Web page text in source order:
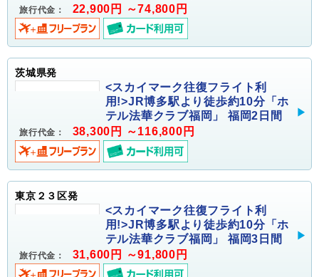
旅行代金： 22,900円 ～74,800円
茨城県発
<スカイマーク往復フライト利
用!>JR博多駅より徒歩約10分「ホ
テル法華クラブ福岡」 福岡2日間
旅行代金： 38,300円 ～116,800円
東京２３区発
<スカイマーク往復フライト利
用!>JR博多駅より徒歩約10分「ホ
テル法華クラブ福岡」 福岡3日間
旅行代金： 31,600円 ～91,800円